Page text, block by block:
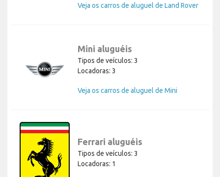
Veja os carros de aluguel de Land Rover
Mini aluguéis
Tipos de veículos: 3
Locadoras: 3
Veja os carros de aluguel de Mini
Ferrari aluguéis
Tipos de veículos: 3
Locadoras: 1